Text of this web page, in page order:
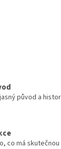
původ a
co má